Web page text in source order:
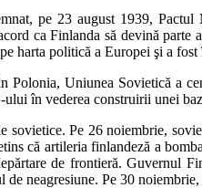
pe 23 august 1939,
ca Finlanda să devină parte a
harta politică a Europei şi a
Polonia, Uniunea Sovietică a
ului în vederea construirii unei
sovietice. Pe 26 noiembrie,
că artileria finlandeză a
de frontieră. Guvernul
de neagresiune. Pe 30 noiembrie,